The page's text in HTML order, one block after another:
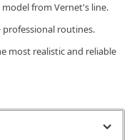
from Vernet's line.
routines.
most realistic and reliable